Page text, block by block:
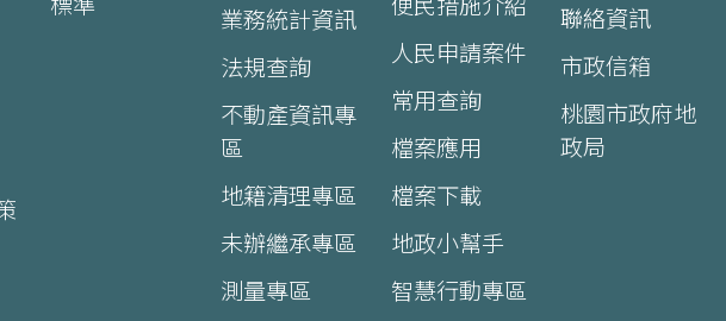
標準
業務統計資訊
法規查詢
不動產資訊專
區
地籍清理專區
未辦繼承專區
測量專區
便民措施介紹
人民申請案件
常用查詢
檔案應用
檔案下載
地政小幫手
智慧行動專區
聯絡資訊
市政信箱
桃園市政府地
政局